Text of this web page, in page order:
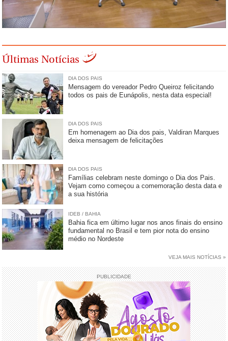
Últimas Notícias
DIA DOS PAIS
Mensagem do vereador Pedro Queiroz felicitando
todos os pais de Eunápolis, nesta data especial!
DIA DOS PAIS
Em homenagem ao Dia dos pais, Valdiran Marques
deixa mensagem de felicitações
DIA DOS PAIS
Famílias celebram neste domingo o Dia dos Pais.
Vejam como começou a comemoração desta data e
a sua história
IDEB / BAHIA
Bahia fica em último lugar nos anos finais do ensino
fundamental no Brasil e tem pior nota do ensino
médio no Nordeste
VEJA MAIS NOTÍCIAS »
PUBLICIDADE